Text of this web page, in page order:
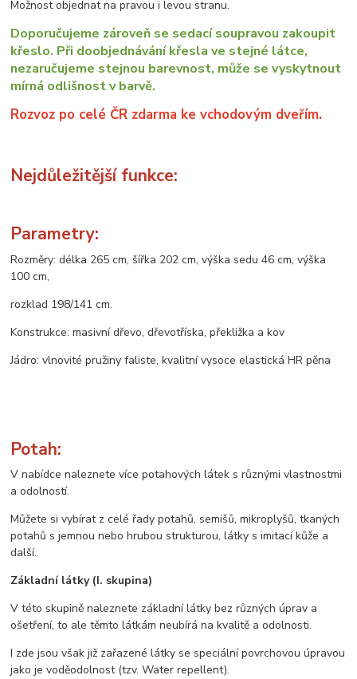
Možnost objednat na pravou i levou stranu.
Doporučujeme zároveň se sedací soupravou zakoupit
křeslo. Při doobjednávání křesla ve stejné látce,
nezaručujeme stejnou barevnost, může se vyskytnout
mírná odlišnost v barvě.
Rozvoz po celé ČR zdarma ke vchodovým dveřím.
Nejdůležitější funkce:
Parametry:
Rozměry: délka 265 cm, šířka 202 cm, výška sedu 46 cm, výška
100 cm,
rozklad 198/141 cm.
Konstrukce: masivní dřevo, dřevotříska, překližka a kov
Jádro: vlnovité pružiny faliste, kvalitní vysoce elastická HR pěna
Potah:
V nabídce naleznete více potahových látek s různými vlastnostmi
a odolností.
Můžete si vybírat z celé řady potahů, semišů, mikroplyšů, tkaných
potahů s jemnou nebo hrubou strukturou, látky s imitací kůže a
další.
Základní látky (I. skupina)
V této skupině naleznete základní látky bez různých úprav a
ošetření, to ale těmto látkám neubírá na kvalitě a odolnosti.
I zde jsou však již zařazené látky se speciální povrchovou úpravou
jako je voděodolnost (tzv. Water repellent).